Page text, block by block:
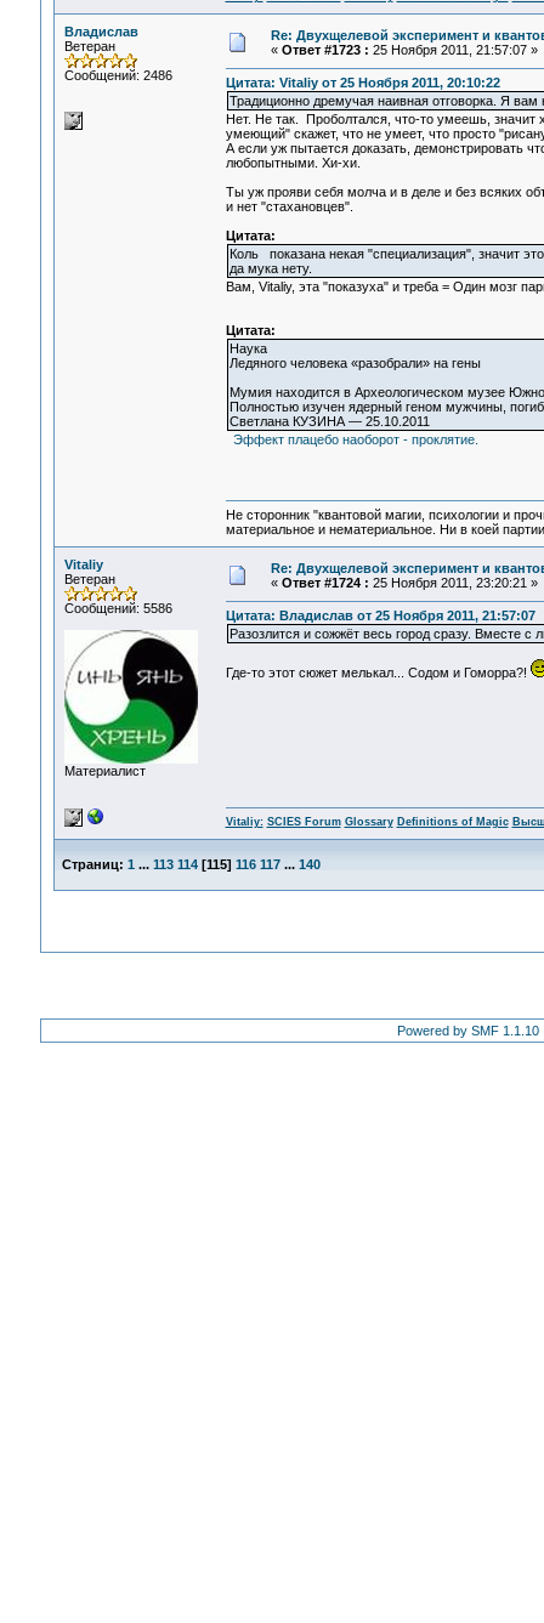
Владислав
Ветеран
Сообщений: 2486
Re: Двухщелевой эксперимент и
« Ответ #1723 : 25 Ноября 2011, 21:57:07 »
Цитата: Vitaliy от 25 Ноября 2011, 20:10:22
Традиционно дремучая наивная отговорка. Я вам
Нет. Не так. Проболтался, что-то умеешь,
умеющий" скажет, что не умеет, что просто
А если уж пытается доказать, демонстрировать
любопытными. Хи-хи.
Ты уж прояви себя молча и в деле и без всяких
и нет "стахановцев".
Цитата:
Коль показана некая "специализация", значит
да мука нету.
Вам, Vitaliy, эта "показуха" и треба = Один мозг
Цитата:
Наука
Ледяного человека «разобрали» на гены
Мумия находится в Археологическом музее
Полностью изучен ядерный геном мужчины,
Светлана КУЗИНА — 25.10.2011
Эффект плацебо наоборот - проклятие.
Не сторонник "квантовой магии, психологии и
материальное и нематериальное. Ни в коей
Vitaliy
Ветеран
Сообщений: 5586
Материалист
Re: Двухщелевой эксперимент и
« Ответ #1724 : 25 Ноября 2011, 23:20:21 »
Цитата: Владислав от 25 Ноября 2011, 21:57:07
Разозлится и сожжёт весь город сразу. Вместе
Где-то этот сюжет мелькал... Содом и Гоморра?!
Vitaliy: SCIES Forum Glossary Definitions of Magic
Страниц: 1 ... 113 114[115] 116 117 ... 140
Powered by SMF 1.1.10